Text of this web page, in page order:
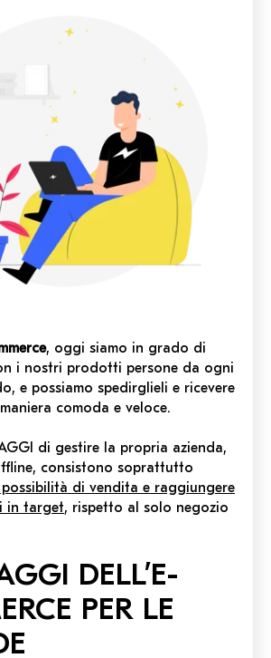
, oggi siamo in grado di
i nostri prodotti persone da ogni
e possiamo spedirglieli e ricevere
comoda e veloce.
di gestire la propria azienda,
consistono soprattutto
possibilità di vendita e raggiungere
in target, rispetto al solo negozio
DELL’E-
PER LE